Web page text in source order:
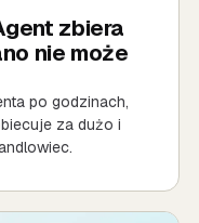
zbiera
nie może
po godzinach,
za dużo i